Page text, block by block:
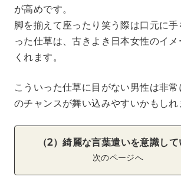
が高めです。
脚を揃えて座ったり笑う際は口元に
った仕草は、古きよき日本女性のイ
くれます。
こういった仕草に目がない男性は非
のチャンスが舞い込みやすいかもしれ
（2）綺麗な言葉遣いを意識して
次のページへ